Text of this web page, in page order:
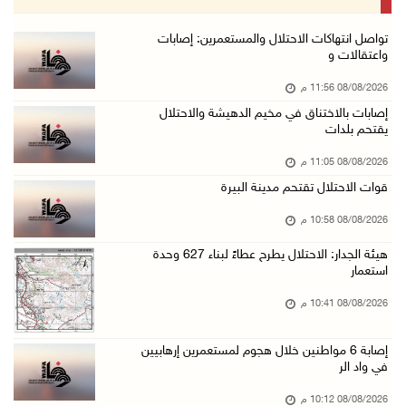
إصابات بالاختناق خلال مواجهات مع الاحتلال في ...
الاحتلال ينصب حواجز طيارة في محيط مخيم طولكرم ...
08/آب/2026 07:56 م
فلسطين تدين الهجوم على ناقلة إماراتية في مضيق ...
08/آب/2026 06:23 م
تواصل انتهاكات الاحتلال والمستعمرين: إصابات
واعتقالات و
08/08/2026 11:56 م
إصابات بالاختناق في مخيم الدهيشة والاحتلال
يقتحم بلدات
08/08/2026 11:05 م
قوات الاحتلال تقتحم مدينة البيرة
08/08/2026 10:58 م
هيئة الجدار: الاحتلال يطرح عطاءً لبناء 627 وحدة
استعمار
08/08/2026 10:41 م
إصابة 6 مواطنين خلال هجوم لمستعمرين إرهابيين
في واد الر
08/08/2026 10:12 م